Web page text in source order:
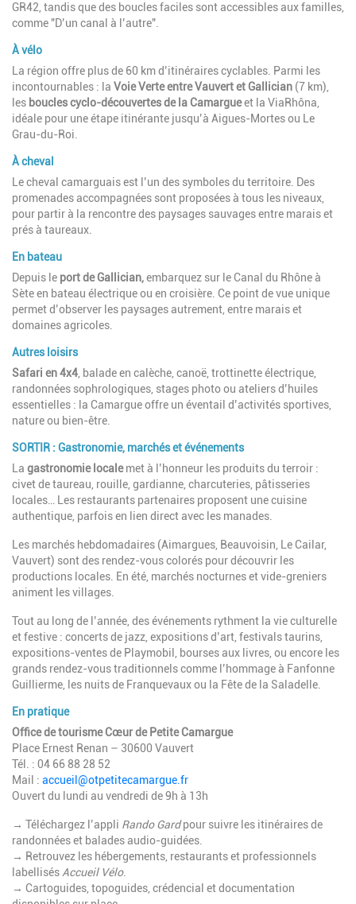
GR42, tandis que des boucles faciles sont accessibles aux familles,
comme "D’un canal à l’autre".
À vélo
La région offre plus de 60 km d’itinéraires cyclables. Parmi les
incontournables : la Voie Verte entre Vauvert et Gallician (7 km),
les boucles cyclo-découvertes de la Camargueet la ViaRhôna,
idéale pour une étape itinérante jusqu’à Aigues-Mortes ou Le
Grau-du-Roi.
À cheval
Le cheval camarguais est l’un des symboles du territoire. Des
promenades accompagnées sont proposées à tous les niveaux,
pour partir à la rencontre des paysages sauvages entre marais et
prés à taureaux.
En bateau
Depuis le port de Gallician,embarquez sur le Canal du Rhône à
Sète en bateau électrique ou en croisière. Ce point de vue unique
permet d’observer les paysages autrement, entre marais et
domaines agricoles.
Autres loisirs
Safari en 4x4 , balade en calèche, canoë, trottinette électrique,
randonnées sophrologiques, stages photo ou ateliers d’huiles
essentielles : la Camargue offre un éventail d’activités sportives,
nature ou bien-être.
SORTIR : Gastronomie, marchés et événements
La gastronomie localemet à l’honneur les produits du terroir :
civet de taureau, rouille, gardianne, charcuteries, pâtisseries
locales… Les restaurants partenaires proposent une cuisine
authentique, parfois en lien direct avec les manades.
Les marchés hebdomadaires (Aimargues, Beauvoisin, Le Cailar,
Vauvert) sont des rendez-vous colorés pour découvrir les
productions locales. En été, marchés nocturnes et vide-greniers
animent les villages.
Tout au long de l’année, des événements rythment la vie culturelle
et festive : concerts de jazz, expositions d’art, festivals taurins,
expositions-ventes de Playmobil, bourses aux livres, ou encore les
grands rendez-vous traditionnels comme l’hommage à Fanfonne
Guillierme, les nuits de Franquevaux ou la Fête de la Saladelle.
En pratique
Office de tourisme Cœur de Petite Camargue
Place Ernest Renan – 30600 Vauvert
Tél. : 04 66 88 28 52
Mail : accueil@otpetitecamargue.fr
Ouvert du lundi au vendredi de 9h à 13h
→ Téléchargez l’appli Rando Gardpour suivre les itinéraires de
randonnées et balades audio-guidées.
→ Retrouvez les hébergements, restaurants et professionnels
labellisés Accueil Vélo.
→ Cartoguides, topoguides, crédencial et documentation